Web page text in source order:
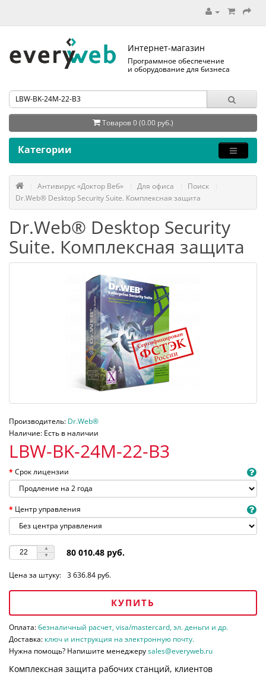
Интернет-магазин
Программное обеспечение
и оборудование для бизнеса
Товаров 0 (0.00 руб.)
Категории
Антивирус «Доктор Веб» Для офиса
Поиск
Dr.Web® Desktop Security Suite. Комплексная защита
Dr.Web® Desktop Security
Suite. Комплексная защита
Производитель: Dr.Web®
Наличие: Есть в наличии
LBW-BK-24M-22-B3
Срок лицензии
Центр управления
80 010.48 руб.
Цена за штуку: 3 636.84 руб.
КУПИТЬ
Оплата:безналичный расчет, visa/mastercard, эл. деньги и др.
Доставка: ключ и инструкция на электронную почту.
Нужна помощь? Напишите менеджеруsales@everyweb.ru
Комплексная защита рабочих станций, клиентов